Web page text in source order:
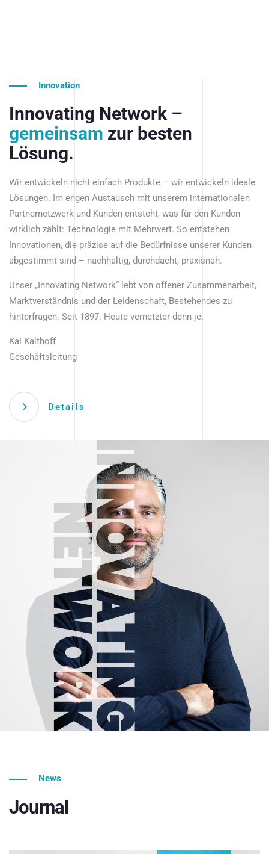
Innovation
Innovating Network –
gemeinsam zur besten
Lösung.
Wir entwickeln nicht einfach Produkte – wir entwickeln ideale
Lösungen. Im engen Austausch mit unserem internationalen
Partnernetzwerk und Kunden entsteht, was für den Kunden
wirklich zählt: Technologie mit Mehrwert. So entstehen
Innovationen, die präzise auf die Bedürfnisse unserer Kunden
abgestimmt sind – nachhaltig, durchdacht, praxisnah.
Unser „Innovating Network“ lebt von offener Zusammenarbeit,
Marktverständnis und der Leidenschaft, Bestehendes zu
hinterfragen. Seit 1897. Heute vernetzter denn je.
Kai Kalthoff
Geschäftsleitung
Details
News
Journal